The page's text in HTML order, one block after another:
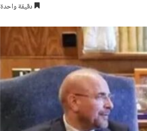
دقيقة واحدة